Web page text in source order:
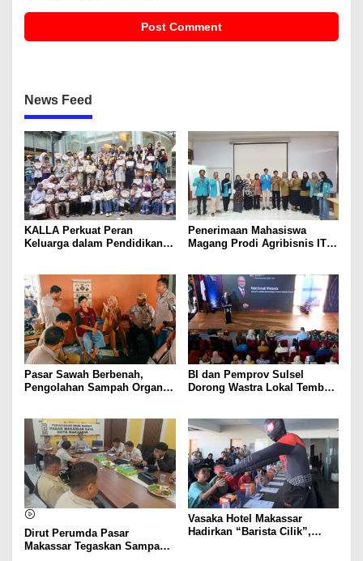
News Feed
KALLA Perkuat Peran
Keluarga dalam Pendidikan
Penerimaan Mahasiswa
Magang Prodi Agribisnis ITP
Program MBKM
Pasar Sawah Berbenah,
Pengolahan Sampah Organik
BI dan Pemprov Sulsel
Dorong Wastra Lokal Tembus
Dirut Perumda Pasar
Makassar Tegaskan Sampah
Vasaka Hotel Makassar
Hadirkan “Barista Cilik”,